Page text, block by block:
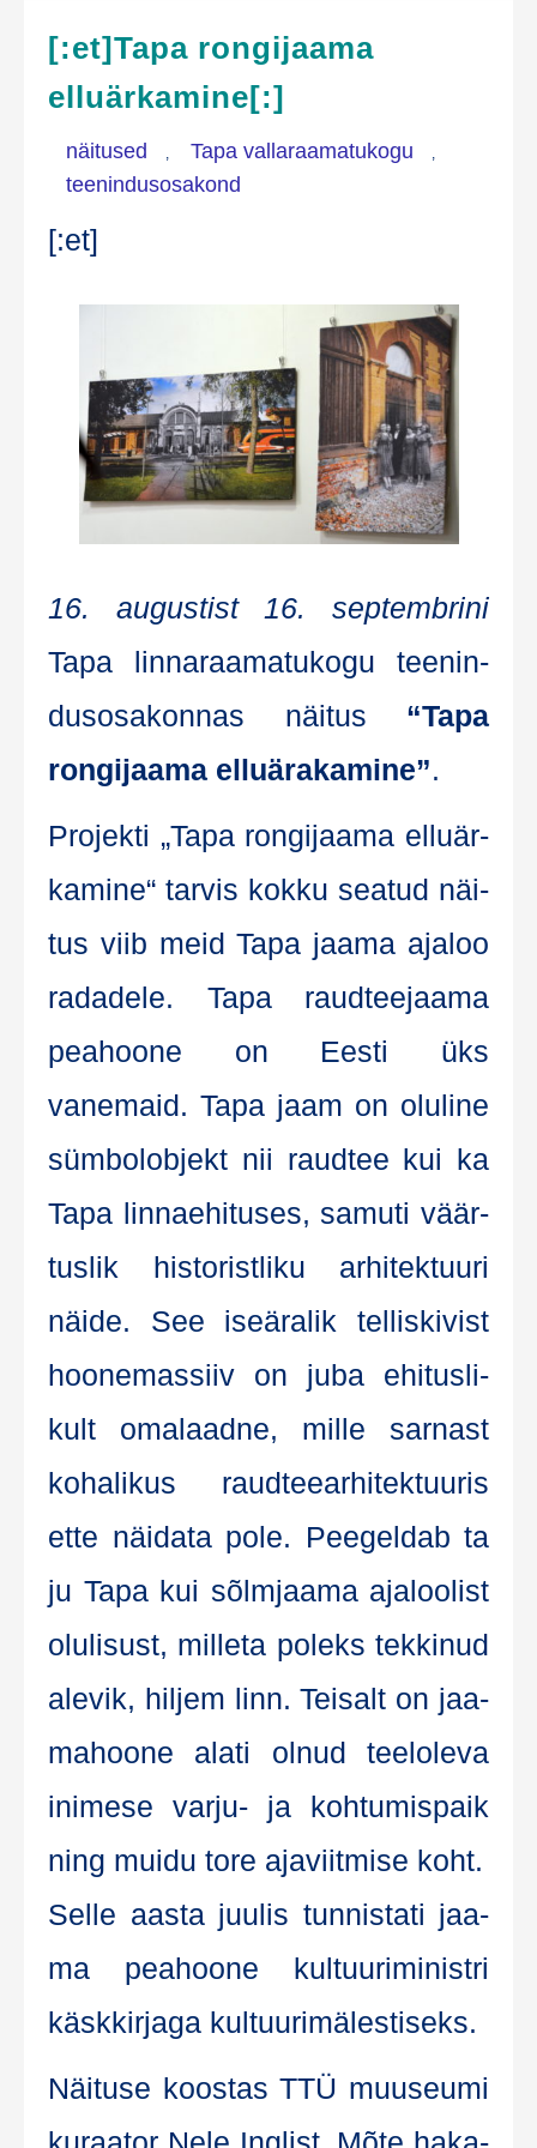
[:et]Tapa rongijaama
elluärkamine[:]
näitused Tapa vallaraamatukogu
teenindusosakond
[:et]
16. augus­tist 16. sep­temb­ri­ni
Tapa lin­na­raa­ma­tu­ko­gu tee­nin­
dus­osa­kon­nas näi­tus “Tapa
ron­gi­jaa­ma ellu­ära­ka­mi­ne”.
Pro­jek­ti „Tapa ron­gi­jaa­ma ellu­är­
ka­mi­ne“ tar­vis kok­ku sea­tud näi­
tus viib meid Tapa jaa­ma aja­loo
rada­de­le. Tapa raud­tee­jaa­ma
pea­hoo­ne on Ees­ti üks
vanemaid. Tapa jaam on olu­li­ne
süm­bo­l­ob­jekt nii raud­tee kui ka
Tapa lin­na­ehi­tu­ses, samu­ti väär­
tus­lik his­to­rist­li­ku arhi­tek­tuu­ri
näi­de. See ise­ära­lik tel­lis­ki­vist
hoo­ne­mas­siiv on juba ehi­tus­li­
kult oma­laad­ne, mil­le sar­nast
koha­li­kus raud­tee­ar­hi­tek­tuu­ris
ette näi­da­ta pole. Pee­gel­dab ta
ju Tapa kui sõlm­jaa­ma aja­loolist
olu­li­sust, mil­le­ta poleks tek­ki­nud
ale­vik, hil­jem linn. Tei­salt on jaa­
ma­hoo­ne ala­ti olnud teel­ole­va
ini­m­ese var­ju- ja koh­tu­mis­paik
ning mui­du tore aja­viit­mise koht.
Sel­le aas­ta juu­lis tun­nista­ti jaa­
ma pea­hoo­ne kul­tuu­ri­mi­nist­ri
käsk­kir­ja­ga kultuurimälestiseks.
Näi­tu­se koos­tas TTÜ muu­seu­mi